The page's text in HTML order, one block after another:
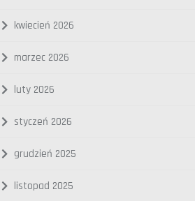
kwiecień 2026
marzec 2026
luty 2026
styczeń 2026
grudzień 2025
listopad 2025